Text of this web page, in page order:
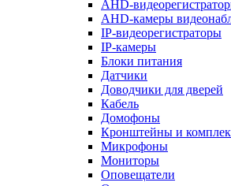
AHD-
AHD-камеры
IP-видеорегистраторы
IP-камеры
Блоки питания
Датчики
Доводчики для дверей
Кабель
Домофоны
Кронштейны и
Микрофоны
Мониторы
Оповещатели